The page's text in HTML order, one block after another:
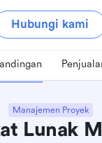
Hubungi kami
Manajemen Proyek
Lunak